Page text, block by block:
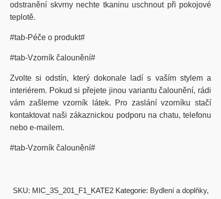
odstranění skvrny nechte tkaninu uschnout při pokojové
teplotě.
#tab-Péče o produkt#
#tab-Vzorník čalounění#
Zvolte si odstín, který dokonale ladí s vaším stylem a
interiérem. Pokud si přejete jinou variantu čalounění, rádi
vám zašleme vzorník látek. Pro zaslání vzorníku stačí
kontaktovat naši zákaznickou podporu na chatu, telefonu
nebo e-mailem.
#tab-Vzorník čalounění#
SKU: MIC_3S_201_F1_KATE2 Kategorie: Bydlení a doplňky,